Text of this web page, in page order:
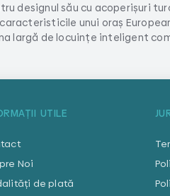
designul său cu acoperișuri
unui oraș
largă de locuințe inteligent
UTILE
Noi
de plată